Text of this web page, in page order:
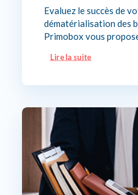
Evaluez le succès de
dématérialisation des
Primobox vous
Lire la suite